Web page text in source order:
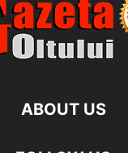
ABOUT US